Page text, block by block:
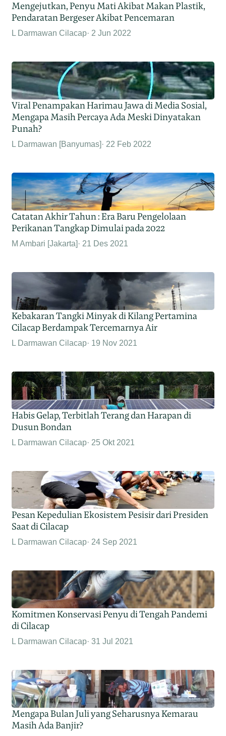
Mengejutkan, Penyu Mati Akibat Makan Plastik,
Pendaratan Bergeser Akibat Pencemaran
L Darmawan Cilacap 2 Jun 2022
Viral Penampakan Harimau Jawa di Media Sosial,
Mengapa Masih Percaya Ada Meski Dinyatakan
Punah?
L Darmawan [Banyumas] 22 Feb 2022
Catatan Akhir Tahun : Era Baru Pengelolaan
Perikanan Tangkap Dimulai pada 2022
M Ambari [Jakarta] 21 Des 2021
Kebakaran Tangki Minyak di Kilang Pertamina
Cilacap Berdampak Tercemarnya Air
L Darmawan Cilacap 19 Nov 2021
Habis Gelap, Terbitlah Terang dan Harapan di
Dusun Bondan
L Darmawan Cilacap 25 Okt 2021
Pesan Kepedulian Ekosistem Pesisir dari Presiden
Saat di Cilacap
L Darmawan Cilacap 24 Sep 2021
Komitmen Konservasi Penyu di Tengah Pandemi
di Cilacap
L Darmawan Cilacap 31 Jul 2021
Mengapa Bulan Juli yang Seharusnya Kemarau
Masih Ada Banjir?